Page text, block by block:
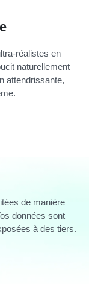
réalistes en
naturellement
attendrissante,
de manière
données sont
à des tiers.